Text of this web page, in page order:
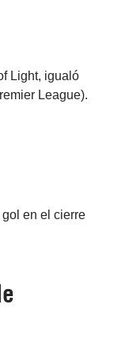
Light, igualó
League).
en el cierre